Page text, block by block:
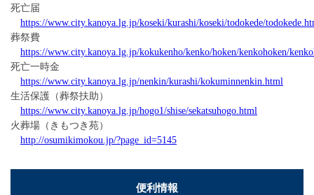
死亡届
https://www.city.kanoya.lg.jp/koseki/kurashi/koseki/todokede/
葬祭費
https://www.city.kanoya.lg.jp/kokukenho/kenko/hoken/kenkohoken/
死亡一時金
https://www.city.kanoya.lg.jp/nenkin/kurashi/kokuminnenkin.html
生活保護（葬祭扶助）
https://www.city.kanoya.lg.jp/hogo1/shise/sekatsuhogo.html
火葬場（きもつき苑）
http://osumikimokou.jp/?page_id=5145
便利情報